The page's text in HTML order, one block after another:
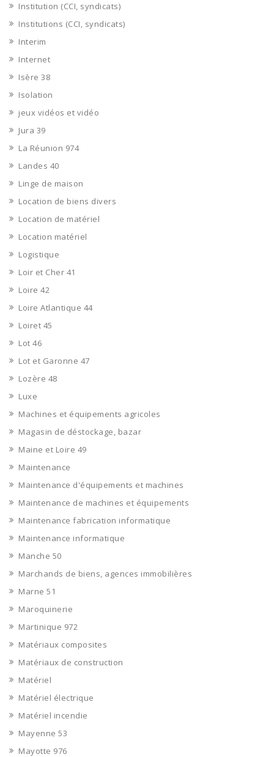
Institution (CCI, syndicats)
Institutions (CCI, syndicats)
Interim
Internet
Isère 38
Isolation
jeux vidéos et vidéo
Jura 39
La Réunion 974
Landes 40
Linge de maison
Location de biens divers
Location de matériel
Location matériel
Logistique
Loir et Cher 41
Loire 42
Loire Atlantique 44
Loiret 45
Lot 46
Lot et Garonne 47
Lozère 48
Luxe
Machines et équipements agricoles
Magasin de déstockage, bazar
Maine et Loire 49
Maintenance
Maintenance d'équipements et machines
Maintenance de machines et équipements
Maintenance fabrication informatique
Maintenance informatique
Manche 50
Marchands de biens, agences immobilières
Marne 51
Maroquinerie
Martinique 972
Matériaux composites
Matériaux de construction
Matériel
Matériel électrique
Matériel incendie
Mayenne 53
Mayotte 976